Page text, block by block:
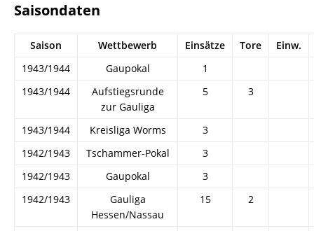
Saisondaten
Saison Wettbewerb Einsätze Tore
Einw.
1943/1944
Gaupokal
1
1943/1944
Aufstiegsrunde
zur Gauliga
5 3
1943/1944 Kreisliga Worms
3
1942/1943
Tschammer-Pokal
3
1942/1943
Gaupokal
3
1942/1943
Gauliga
Hessen/Nassau
15 2